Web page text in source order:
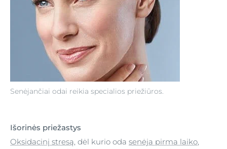
Senėjančiai odai reikia specialios priežiūros.
Išorinės priežastys
Oksidacinį stresą, dėl kurio oda senėja pirma laiko,